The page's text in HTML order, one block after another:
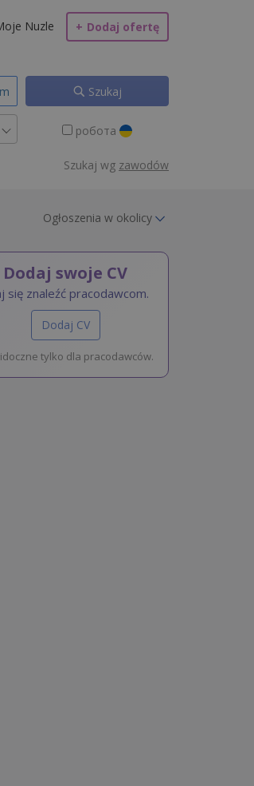
+ Dodaj ofertę
Nuzle
Szukaj
робота
Szukaj wg zawodów
Ogłoszenia w okolicy
Dodaj swoje CV
się znaleźć pracodawcom.
Dodaj CV
tylko dla pracodawców.